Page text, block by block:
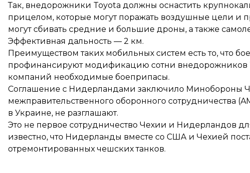
Так, внедорожники Toyota должны оснастить
прицелом, которые могут поражать воздушные цели и
могут сбивать средние и большие дроны, а также
Эффективная дальность — 2 км.
Преимуществом таких мобильных систем есть то, что
профинансируют модификацию сотни внедорожников
компаний необходимые боеприпасы.
Соглашение с Нидерландами заключило Минобороны
межправительственного оборонного сотрудничества
в Украине, не разглашают.
Это не первое сотрудничество Чехии и Нидерландов
известно, что Нидерланды вместе со США и Чехией
отремонтированных чешских танков.